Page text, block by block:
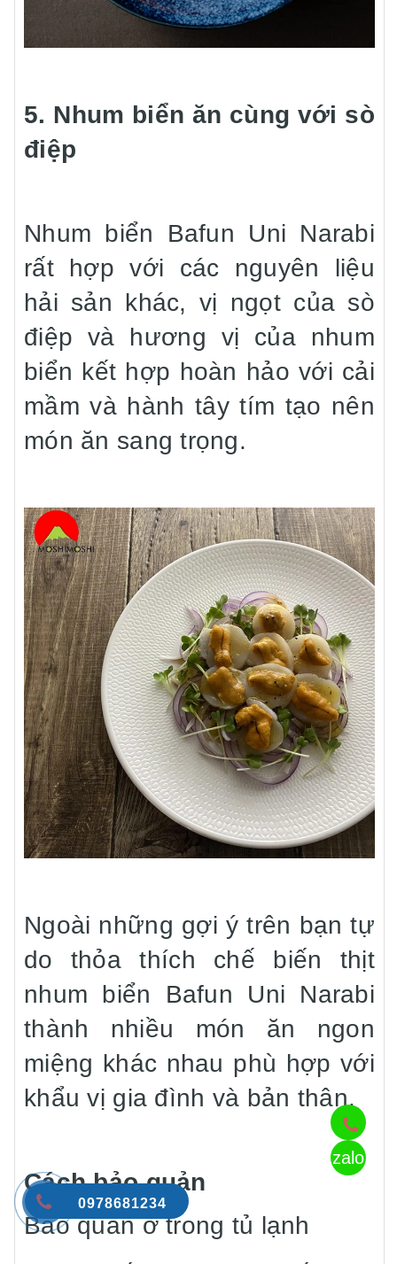
5. Nhum biển ăn cùng với sò
điệp
Nhum biển Bafun Uni Narabi
rất hợp với các nguyên liệu
hải sản khác, vị ngọt của sò
điệp và hương vị của nhum
biển kết hợp hoàn hảo với cải
mầm và hành tây tím tạo nên
món ăn sang trọng.
Ngoài những gợi ý trên bạn tự
do thỏa thích chế biến thịt
nhum biển Bafun Uni Narabi
thành nhiều món ăn ngon
miệng khác nhau phù hợp với
khẩu vị gia đình và bản thân.
Cách bảo quản
Bảo quản ở trong tủ lạnh
zalo
0978681234